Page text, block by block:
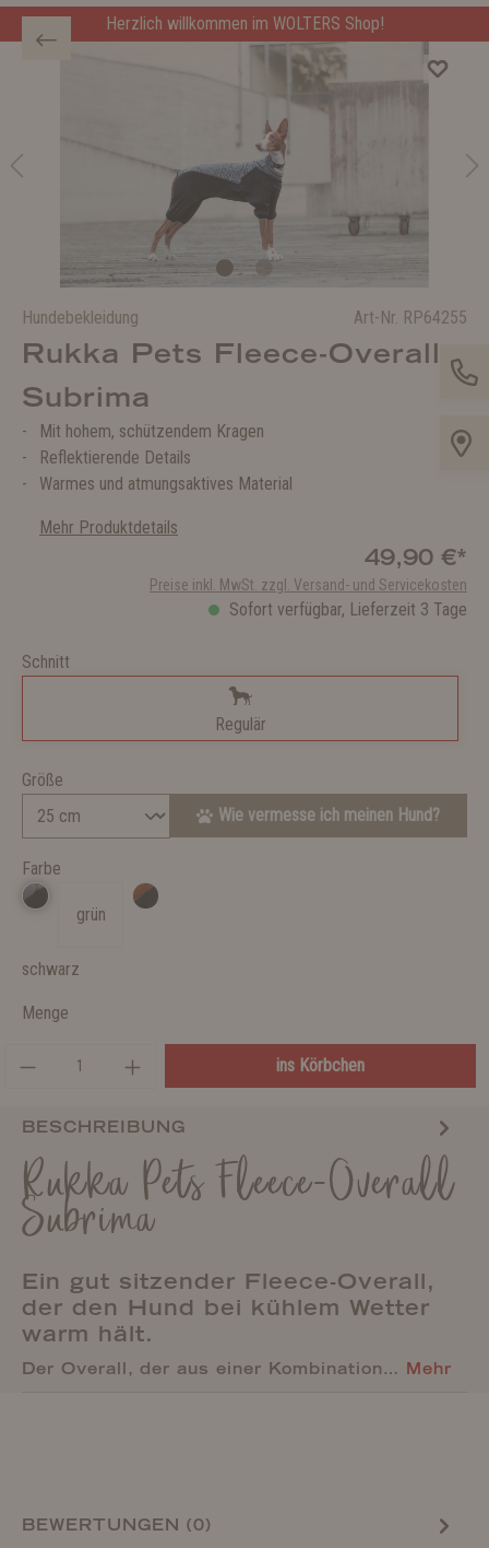
Herzlich willkommen im WOLTERS Shop!
Hundebekleidung Art-Nr. RP64255
Rukka Pets Fleece-Overall
Subrima
Mit hohem, schützendem Kragen
Reflektierende Details
Warmes und atmungsaktives Material
Mehr Produktdetails
49,90 €*
Preise inkl. MwSt. zzgl. Versand- und Servicekosten
Sofort verfügbar, Lieferzeit 3 Tage
Schnitt
Regulär
Größe
Wie vermesse ich meinen Hund?
Farbe
grün
schwarz
Menge
ins Körbchen
BESCHREIBUNG
Rukka Pets Fleece-Overall
Subrima
Ein gut sitzender Fleece-Overall,
der den Hund bei kühlem Wetter
warm hält.
Der Overall, der aus einer Kombination… Mehr
BEWERTUNGEN (0)